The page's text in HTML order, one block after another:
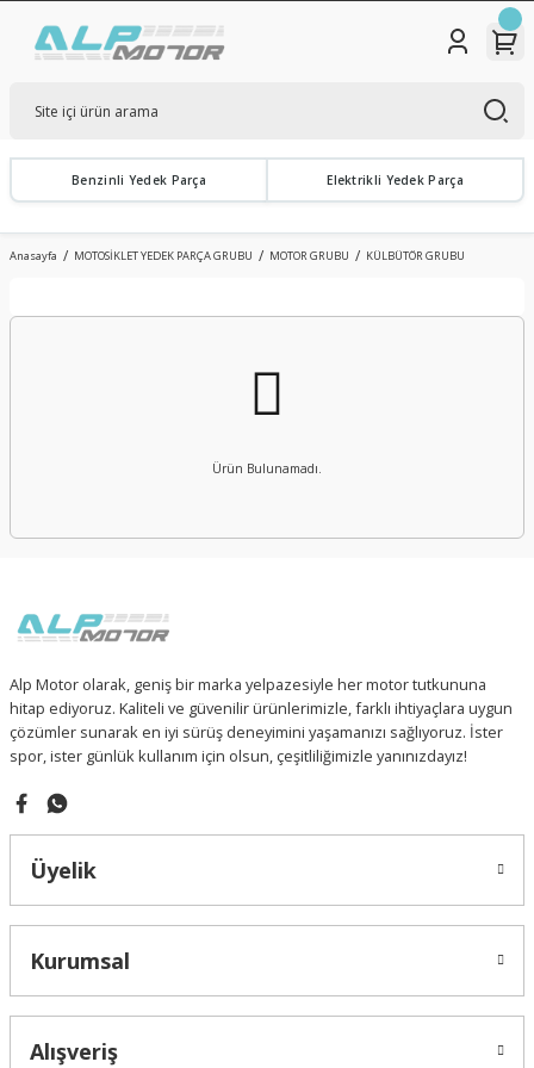
Benzinli Yedek Parça Elektrikli Yedek Parça
Anasayfa MOTOSİKLET YEDEK PARÇA GRUBU MOTOR GRUBU KÜLBÜTÖR GRUBU
Ürün Bulunamadı.
Alp Motor olarak, geniş bir marka yelpazesiyle her motor tutkununa
hitap ediyoruz. Kaliteli ve güvenilir ürünlerimizle, farklı ihtiyaçlara uygun
çözümler sunarak en iyi sürüş deneyimini yaşamanızı sağlıyoruz. İster
spor, ister günlük kullanım için olsun, çeşitliliğimizle yanınızdayız!
Üyelik
Kurumsal
Alışveriş